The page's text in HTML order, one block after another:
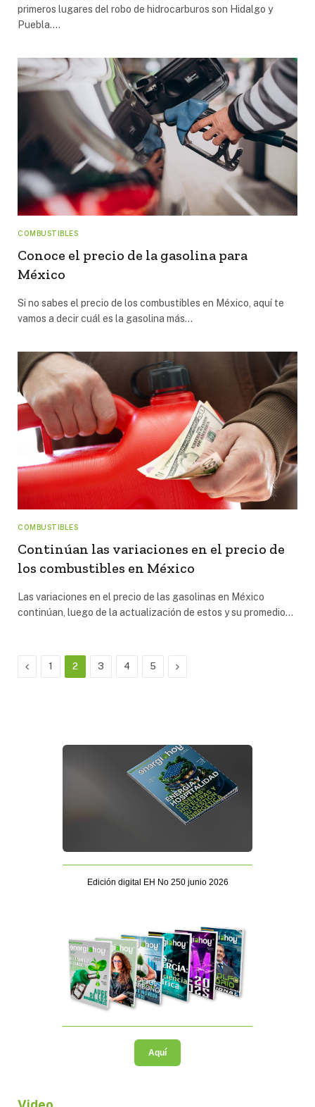
primeros lugares del robo de hidrocarburos son Hidalgo y
Puebla.…
COMBUSTIBLES
Conoce el precio de la gasolina para
México
Si no sabes el precio de los combustibles en México, aquí te
vamos a decir cuál es la gasolina más…
COMBUSTIBLES
Continúan las variaciones en el precio de
los combustibles en México
Las variaciones en el precio de las gasolinas en México
continúan, luego de la actualización de estos y su promedio…
Previous
1 2 3 4 5 Next
Edición digital EH No 250 junio 2026
Aquí